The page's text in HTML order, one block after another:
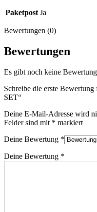
Paketpost Ja
Bewertungen (0)
Bewertungen
Es gibt noch keine
Schreibe die erste
SET“
Deine E-Mail-Adresse wird
Felder sind mit * markiert
Deine Bewertung *
Deine Bewertung *